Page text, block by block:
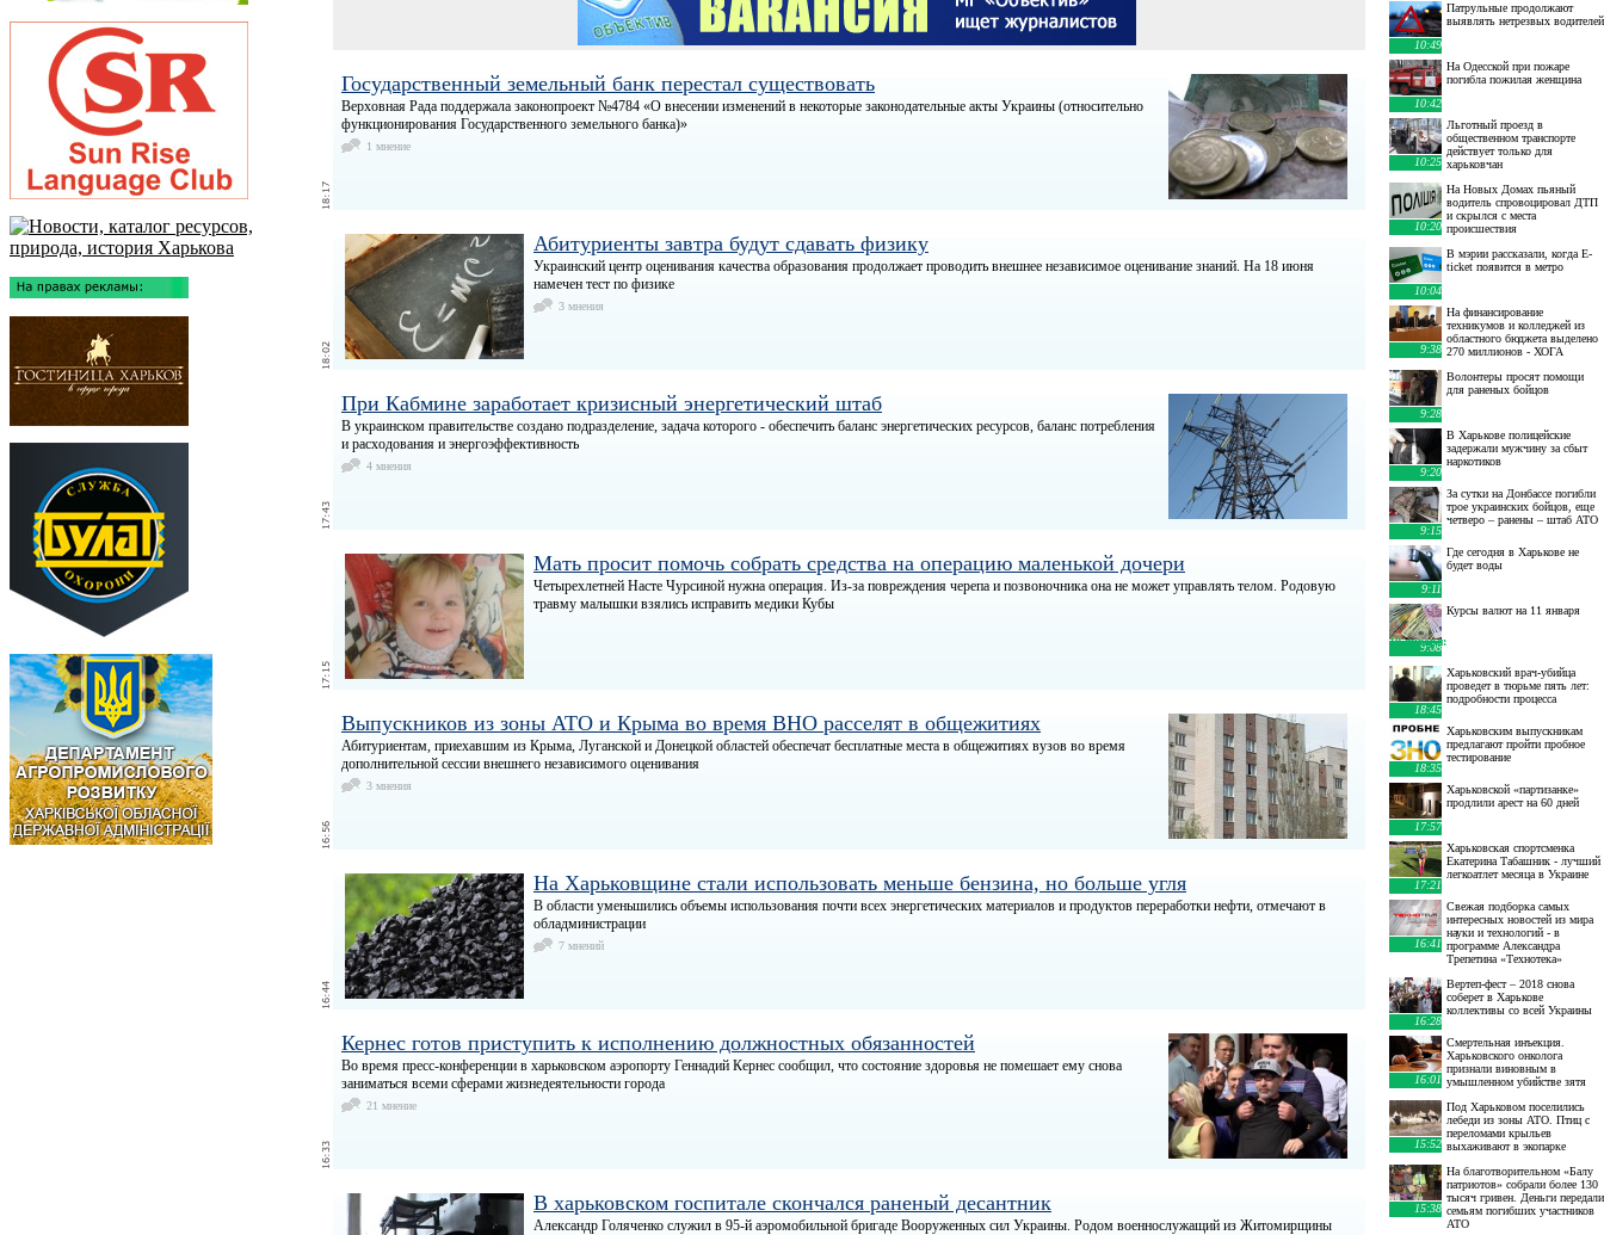
Государственный земельный банк перестал существовать
Верховная Рада поддержала законопроект №4784 «О внесении изменений в некоторые законодательные акты Украины (относительно
функционирования Государственного земельного банка)»
1 мнение
Абитуриенты завтра будут сдавать физику
Украинский центр оценивания качества образования продолжает проводить внешнее независимое оценивание знаний. На 18 июня
намечен тест по физике
3 мнения
При Кабмине заработает кризисный энергетический штаб
В украинском правительстве создано подразделение, задача которого - обеспечить баланс энергетических ресурсов, баланс потребления
и расходования и энергоэффективность
4 мнения
Мать просит помочь собрать средства на операцию маленькой дочери
Четырехлетней Насте Чурсиной нужна операция. Из-за повреждения черепа и позвоночника она не может управлять телом. Родовую
травму малышки взялись исправить медики Кубы
Выпускников из зоны АТО и Крыма во время ВНО расселят в общежитиях
Абитуриентам, приехавшим из Крыма, Луганской и Донецкой областей обеспечат бесплатные места в общежитиях вузов во время
дополнительной сессии внешнего независимого оценивания
3 мнения
На Харьковщине стали использовать меньше бензина, но больше угля
В области уменьшились объемы использования почти всех энергетических материалов и продуктов переработки нефти, отмечают в
обладминистрации
7 мнений
Кернес готов приступить к исполнению должностных обязанностей
Во время пресс-конференции в харьковском аэропорту Геннадий Кернес сообщил, что состояние здоровья не помешает ему снова
заниматься всеми сферами жизнедеятельности города
21 мнение
В харьковском госпитале скончался раненый десантник
Александр Голяченко служил в 95-й аэромобильной бригаде Вооруженных сил Украины. Родом военнослужащий из Житомирщины
10:49
Патрульные продолжают
выявлять нетрезвых водителей
10:42
На Одесской при пожаре
погибла пожилая женщина
10:25
Льготный проезд в
общественном транспорте
действует только для
харьковчан
10:20
На Новых Домах пьяный
водитель спровоцировал ДТП
и скрылся с места
происшествия
10:04
В мэрии рассказали, когда E-
ticket появится в метро
9:38
На финансирование
техникумов и колледжей из
областного бюджета выделено
270 миллионов - ХОГА
9:28
Волонтеры просят помощи
для раненых бойцов
9:20
В Харькове полицейские
задержали мужчину за сбыт
наркотиков
9:15
За сутки на Донбассе погибли
трое украинских бойцов, еще
четверо – ранены – штаб АТО
9:11
Где сегодня в Харькове не
будет воды
9:08
Курсы валют на 11 января
10 января:
18:45
Харьковский врач-убийца
проведет в тюрьме пять лет:
подробности процесса
18:35
Харьковским выпускникам
предлагают пройти пробное
тестирование
17:57
Харьковской «партизанке»
продлили арест на 60 дней
17:21
Харьковская спортсменка
Екатерина Табашник - лучший
легкоатлет месяца в Украине
16:41
Свежая подборка самых
интересных новостей из мира
науки и технологий - в
программе Александра
Трепетина «Технотека»
16:28
Вертеп-фест – 2018 снова
соберет в Харькове
коллективы со всей Украины
16:01
Смертельная инъекция.
Харьковского онколога
признали виновным в
умышленном убийстве зятя
15:52
Под Харьковом поселились
лебеди из зоны АТО. Птиц с
переломами крыльев
выхаживают в экопарке
15:38
На благотворительном «Балу
патриотов» собрали более 130
тысяч гривен. Деньги передали
семьям погибших участников
АТО